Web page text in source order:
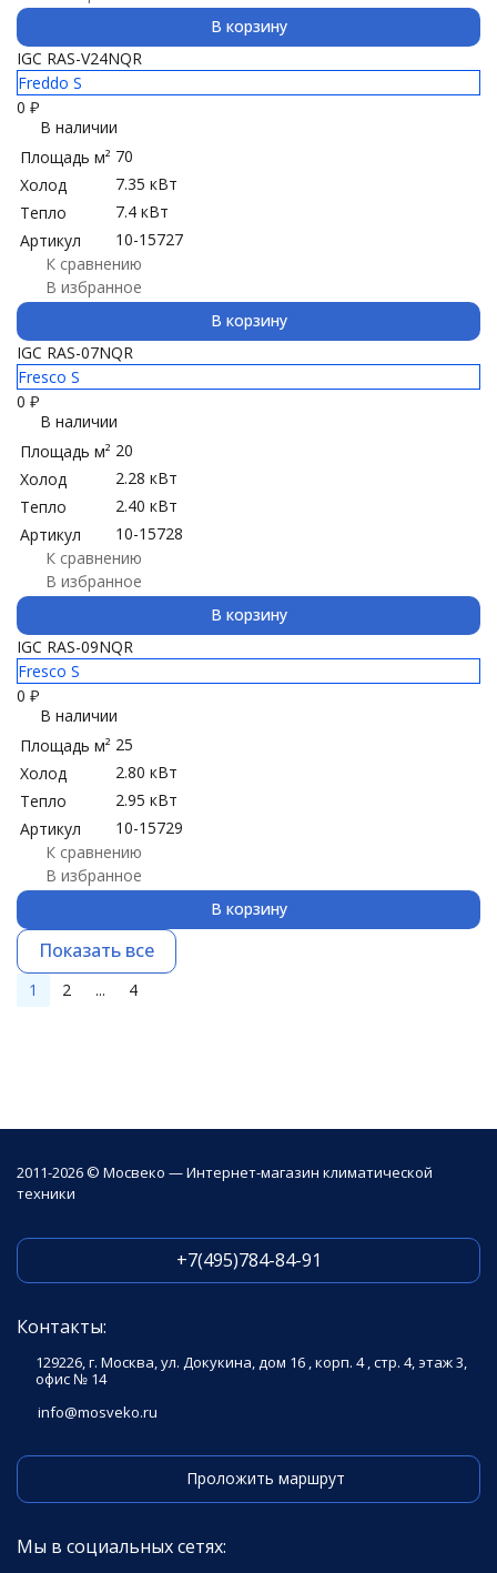
В корзину
IGC RAS-V24NQR
Freddo S
0 ₽
В наличии
Площадь м² 70
Холод
7.35 кВт
Тепло
7.4 кВт
Артикул
10-15727
К сравнению
В избранное
В корзину
IGC RAS-07NQR
Fresco S
0 ₽
В наличии
Площадь м² 20
Холод
2.28 кВт
Тепло
2.40 кВт
Артикул
10-15728
К сравнению
В избранное
В корзину
IGC RAS-09NQR
Fresco S
0 ₽
В наличии
Площадь м² 25
Холод
2.80 кВт
Тепло
2.95 кВт
Артикул
10-15729
К сравнению
В избранное
В корзину
Показать все
1 2 ... 4
2011-2026 © Мосвеко — Интернет-магазин климатической
техники
+7(495)784-84-91
Контакты:
129226, г. Москва, ул. Докукина, дом 16 , корп. 4 , стр. 4, этаж 3,
офис № 14
info@mosveko.ru
Проложить маршрут
Мы в социальных сетях: